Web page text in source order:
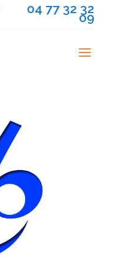
04 77 32 32
09